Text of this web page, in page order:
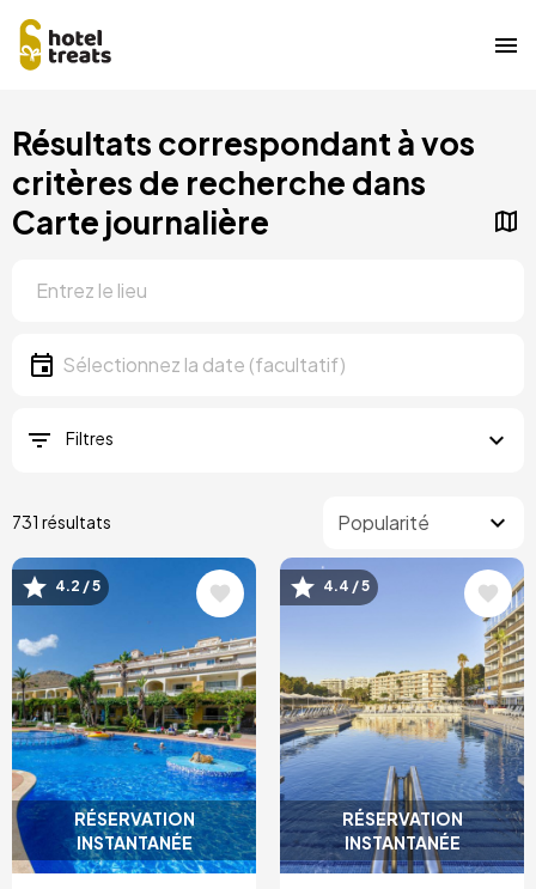
au
contenu
principal
Résultats correspondant à vos
critères de recherche dans
Carte journalière
Date
Sélectionnez la date
Filtres
731 résultats
RÉSERVATION
INSTANTANÉE
Image
4.2 / 5
RÉSERVATION
INSTANTANÉE
Image
4.4 / 5